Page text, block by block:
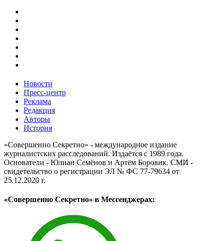
Новости
Пресс-центр
Реклама
Редакция
Авторы
История
«Совершенно Секретно» - международное издание
журналистских расследований. Издаётся с 1989 года.
Основатели - Юлиан Семёнов и Артём Боровик. CМИ -
свидетельство о регистрации ЭЛ № ФС 77-79634 от
25.12.2020 г.
«Совершенно Секретно» в Мессенджерах: